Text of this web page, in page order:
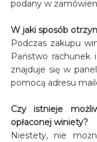
podany w
W jaki sposób
Podczas zakupu
Państwo rachunek
znajduje się w
pomocą adresu
Czy istnieje
opłaconej winiety?
Niestety, nie